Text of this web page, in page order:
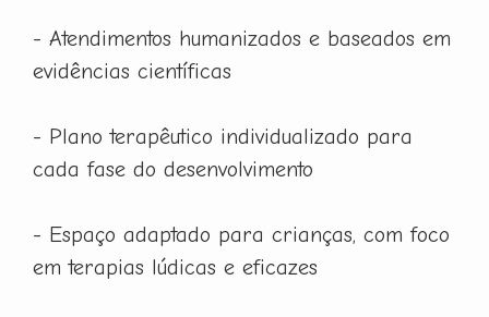
- Atendimentos humanizados e baseados em
evidências científicas
- Plano terapêutico individualizado para
cada fase do desenvolvimento
- Espaço adaptado para crianças, com foco
em terapias lúdicas e eficazes